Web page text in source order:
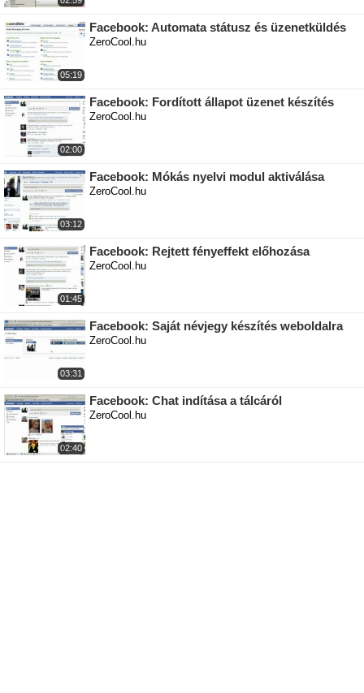
05:19
Facebook: Automata státusz és üzenetküldés
ZeroCool.hu
02:00
Facebook: Fordított állapot üzenet készítés
ZeroCool.hu
03:12
Facebook: Mókás nyelvi modul aktiválása
ZeroCool.hu
01:45
Facebook: Rejtett fényeffekt előhozása
ZeroCool.hu
03:31
Facebook: Saját névjegy készítés weboldalra
ZeroCool.hu
02:40
Facebook: Chat indítása a tálcáról
ZeroCool.hu